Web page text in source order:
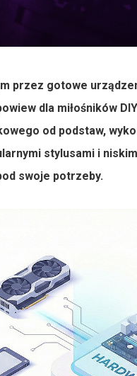
przez gotowe
dla miłośników
od podstaw,
stylusami i
swoje potrzeby.